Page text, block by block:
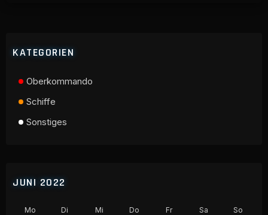
KATEGORIEN
Oberkommando
Schiffe
Sonstiges
JUNI 2022
Mo Di Mi Do Fr Sa So